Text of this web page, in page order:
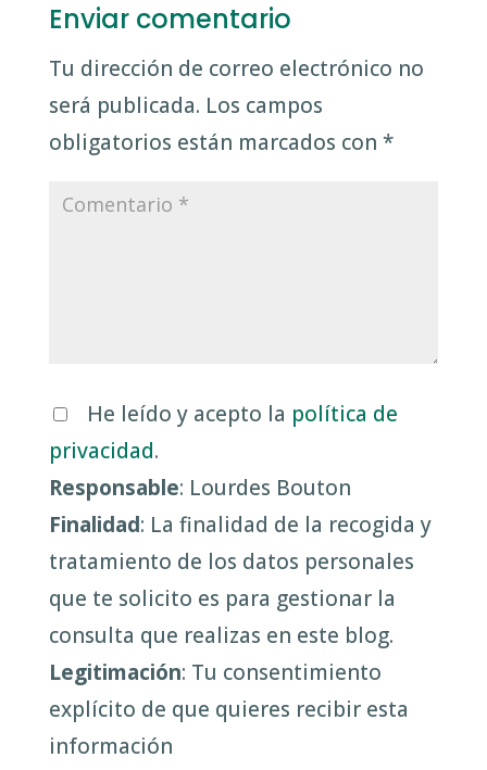
Enviar comentario
Tu dirección de correo electrónico no
será publicada. Los campos
obligatorios están marcados con *
He leído y acepto la política de
privacidad.
Responsable: Lourdes Bouton
Finalidad: La finalidad de la recogida y
tratamiento de los datos personales
que te solicito es para gestionar la
consulta que realizas en este blog.
Legitimación: Tu consentimiento
explícito de que quieres recibir esta
información